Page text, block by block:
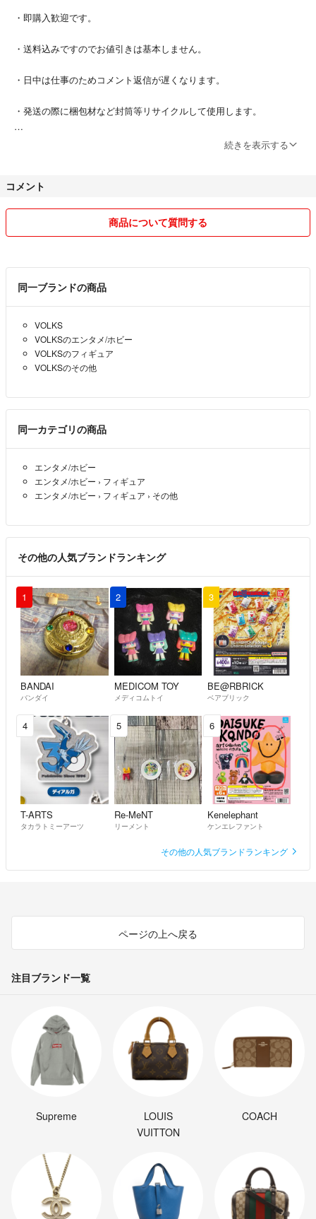
・即購入歓迎です。
・送料込みですのでお値引きは基本しません。
・日中は仕事のためコメント返信が遅くなります。
・発送の際に梱包材など封筒等リサイクルして使用します。
・素人検品ですので見落し等あるかもしれません。気になる方は購入を
続きを表示する
コメント
商品について質問する
同一ブランドの商品
VOLKS
VOLKSのエンタメ/ホビー
VOLKSのフィギュア
VOLKSのその他
同一カテゴリの商品
エンタメ/ホビー
エンタメ/ホビー › フィギュア
エンタメ/ホビー › フィギュア › その他
その他の人気ブランドランキング
1
BANDAI
バンダイ
2
MEDICOM TOY
メディコムトイ
3
BE@RBRICK
ベアブリック
4
T-ARTS
タカラトミーアーツ
5
Re-MeNT
リーメント
6
Kenelephant
ケンエレファント
その他の人気ブランドランキング
ページの上へ戻る
注目ブランド一覧
Supreme
LOUIS
VUITTON
COACH